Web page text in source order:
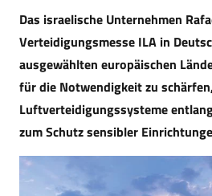
Das israelische Unternehmen
Verteidigungsmesse ILA in
ausgewählten europäischen
für die Notwendigkeit zu
Luftverteidigungssysteme
zum Schutz sensibler